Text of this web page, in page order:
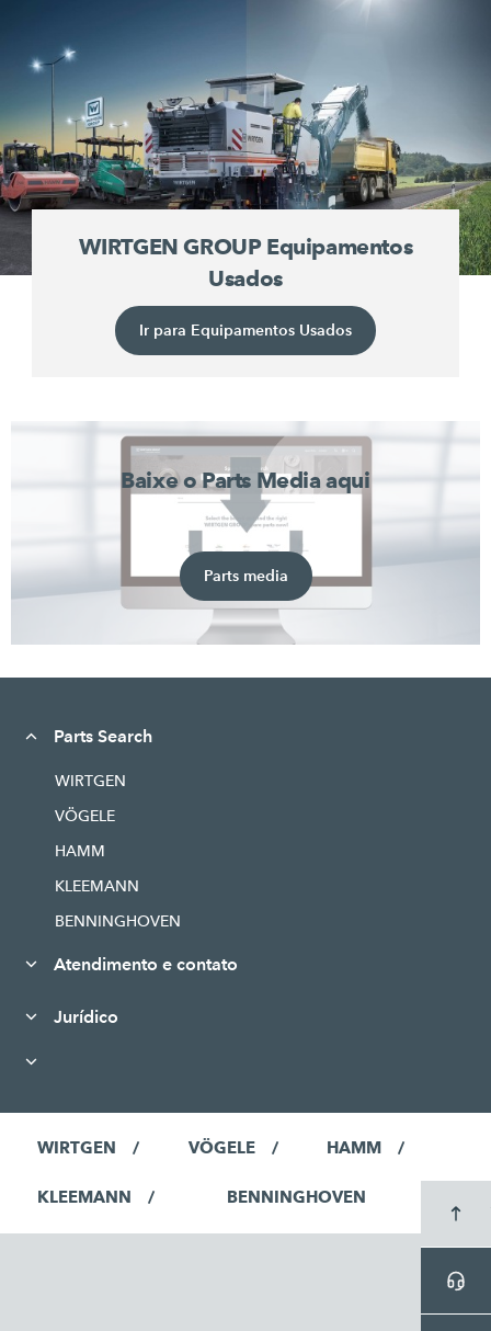
WIRTGEN GROUP Equipamentos
Usados
Ir para Equipamentos Usados
Baixe o Parts Media aqui
Parts media
Parts Search
WIRTGEN
VÖGELE
HAMM
KLEEMANN
BENNINGHOVEN
Atendimento e contato
Jurídico
WIRTGEN VÖGELE HAMM
KLEEMANN BENNINGHOVEN